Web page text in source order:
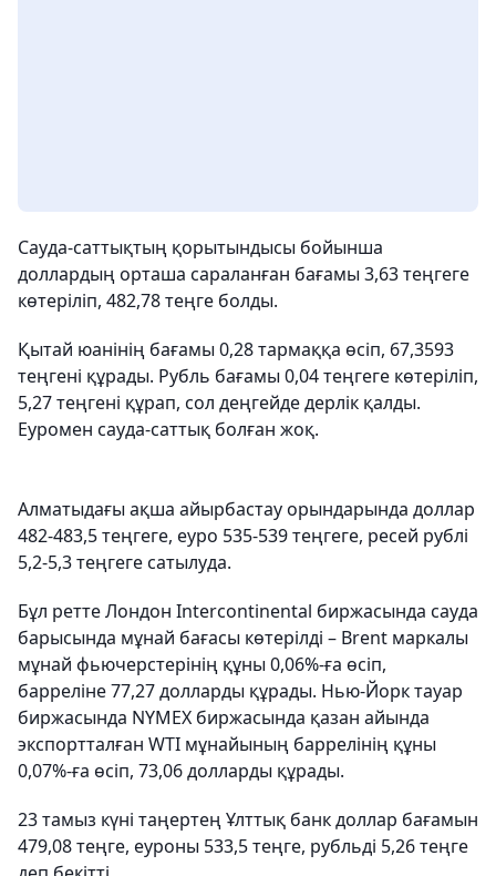
Сауда-саттықтың қорытындысы бойынша
доллардың орташа сараланған бағамы 3,63 теңгеге
көтеріліп, 482,78 теңге болды.
Қытай юанінің бағамы 0,28 тармаққа өсіп, 67,3593
теңгені құрады. Рубль бағамы 0,04 теңгеге көтеріліп,
5,27 теңгені құрап, сол деңгейде дерлік қалды.
Еуромен сауда-саттық болған жоқ.
Алматыдағы ақша айырбастау орындарында доллар
482-483,5 теңгеге, еуро 535-539 теңгеге, ресей рублі
5,2-5,3 теңгеге сатылуда.
Бұл ретте Лондон Intercontinental биржасында сауда
барысында мұнай бағасы көтерілді – Brent маркалы
мұнай фьючерстерінің құны 0,06%-ға өсіп,
барреліне 77,27 долларды құрады. Нью-Йорк тауар
биржасында NYMEX биржасында қазан айында
экспортталған WTI мұнайының баррелінің құны
0,07%-ға өсіп, 73,06 долларды құрады.
23 тамыз күні таңертең Ұлттық банк доллар бағамын
479,08 теңге, еуроны 533,5 теңге, рубльді 5,26 теңге